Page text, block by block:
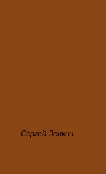
Сергей Зенкин